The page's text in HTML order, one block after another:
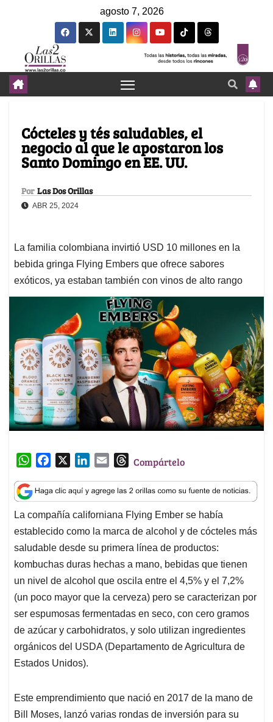
agosto 7, 2026
Cócteles y tés saludables, el
negocio al que le apostaron los
Santo Domingo en EE. UU.
Por Las Dos Orillas
ABR 25, 2024
La familia colombiana invirtió USD 10 millones en la
bebida gringa Flying Embers que ofrece sabores
exóticos, ya estaban también con vinos de alto rango
W
a
t
s
A
p
p
c
e
b
o
o
k
n
k
e
d
I
n
a
i
l
T
r
e
a
d
s
Compártelo
La compañía californiana Flying Ember se había
establecido como la marca de alcohol y de cócteles más
saludable desde su primera línea de productos:
kombuchas duras hechas a mano, bebidas que tienen
un nivel de alcohol que oscila entre el 4,5% y el 7,2%
(un poco mayor que la cerveza) pero se caracterizan por
ser espumosas fermentadas en seco, con cero gramos
de azúcar y carbohidratos, y solo utilizan ingredientes
orgánicos del USDA (Departamento de Agricultura de
Estados Unidos).
Este emprendimiento que nació en 2017 de la mano de
Bill Moses, lanzó varias rondas de inversión para su